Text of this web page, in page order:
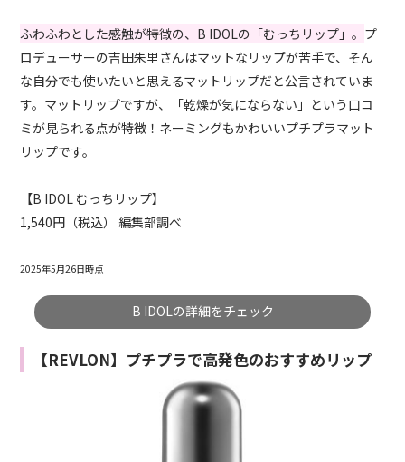
ふわふわとした感触が特徴の、B IDOLの「むっちリップ」。 プ
ロデューサーの吉田朱里さんはマットなリップが苦手で、そん
な自分でも使いたいと思えるマットリップだと公言されていま
す。マットリップですが、「乾燥が気にならない」という口コ
ミが見られる点が特徴！ネーミングもかわいいプチプラマット
リップです。
【B IDOL むっちリップ】
1,540円（税込） 編集部調べ
2025年5月26日時点
B IDOLの詳細をチェック
【REVLON】プチプラで高発色のおすすめリップ